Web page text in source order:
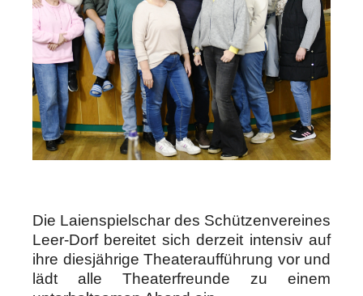
Die Laienspielschar des Schützenvereines
Leer-Dorf bereitet sich derzeit intensiv auf
ihre diesjährige Theateraufführung vor und
lädt alle Theaterfreunde zu einem